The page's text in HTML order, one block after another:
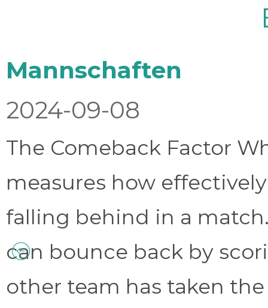
Mannschaften
2024-09-08
The Comeback Factor
measures how
falling behind in a
can bounce back by
other team has taken